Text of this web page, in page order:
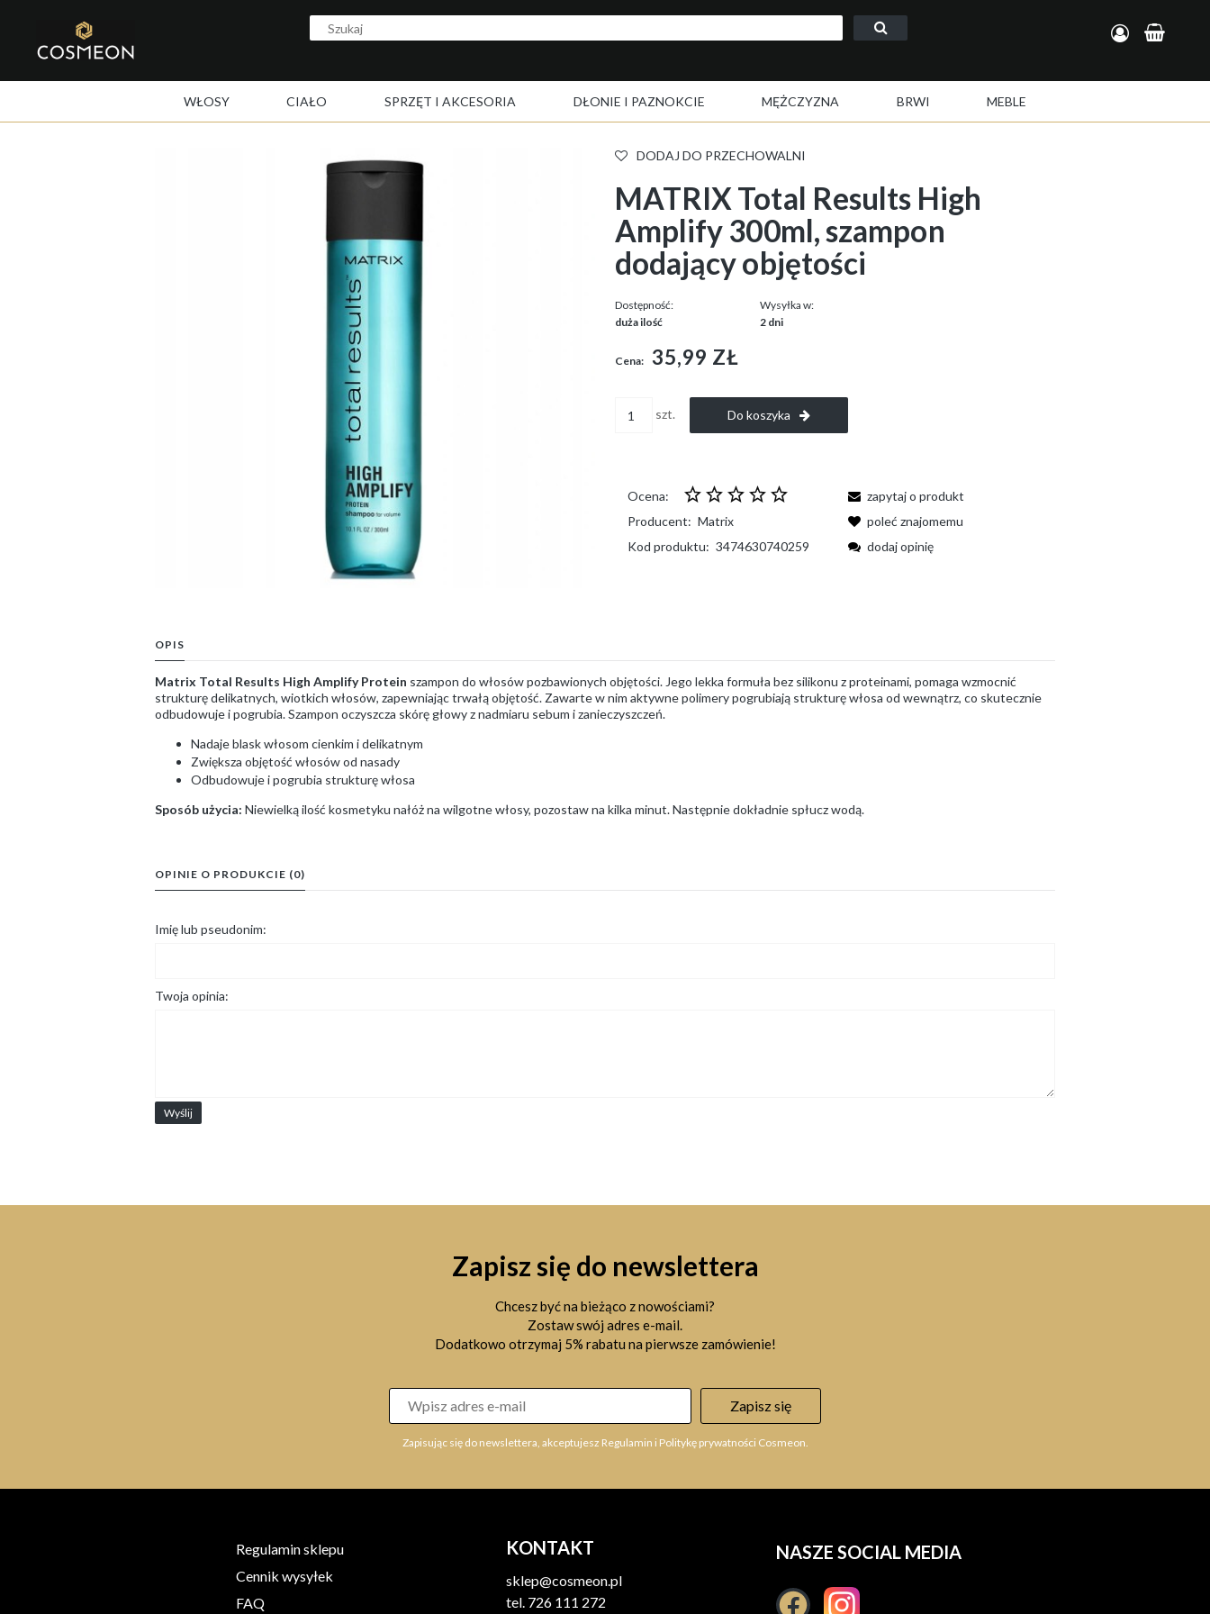
WŁOSY CIAŁO SPRZĘT I AKCESORIA DŁONIE I PAZNOKCIE MĘŻCZYZNA BRWI MEBLE
DODAJ DO PRZECHOWALNI
MATRIX Total Results High
Amplify 300ml, szampon
dodający objętości
Dostępność:
duża ilość
Wysyłka w:
2 dni
Cena: 35,99 ZŁ
szt. Do koszyka
Ocena:
Producent: Matrix
Kod produktu: 3474630740259
zapytaj o produkt
poleć znajomemu
dodaj opinię
OPIS
Matrix Total Results High Amplify Protein szampon do włosów pozbawionych objętości. Jego lekka formuła bez silikonu z proteinami, pomaga wzmocnić
strukturę delikatnych, wiotkich włosów, zapewniając trwałą objętość. Zawarte w nim aktywne polimery pogrubiają strukturę włosa od wewnątrz, co skutecznie
odbudowuje i pogrubia. Szampon oczyszcza skórę głowy z nadmiaru sebum i zanieczyszczeń.
Nadaje blask włosom cienkim i delikatnym
Zwiększa objętość włosów od nasady
Odbudowuje i pogrubia strukturę włosa
Sposób użycia: Niewielką ilość kosmetyku nałóż na wilgotne włosy, pozostaw na kilka minut. Następnie dokładnie spłucz wodą.
OPINIE O PRODUKCIE (0)
Imię lub pseudonim:
Twoja opinia:
Wyślij
Zapisz się do newslettera
Chcesz być na bieżąco z nowościami?
Zostaw swój adres e-mail.
Dodatkowo otrzymaj 5% rabatu na pierwsze zamówienie!
Zapisz się
Zapisując się do newslettera, akceptujesz Regulamin i Politykę prywatności Cosmeon.
Regulamin sklepu
Cennik wysyłek
FAQ
KONTAKT
sklep@cosmeon.pl
tel. 726 111 272
NASZE SOCIAL MEDIA